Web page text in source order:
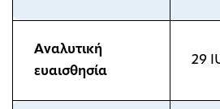
Αναλυτική
ευαισθησία
29